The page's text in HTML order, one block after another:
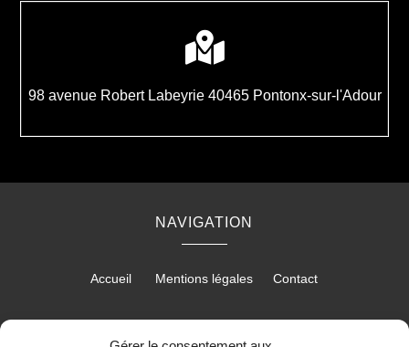

98 avenue Robert Labeyrie 40465 Pontonx-sur-l'Adour
NAVIGATION
Accueil Mentions légales Contact